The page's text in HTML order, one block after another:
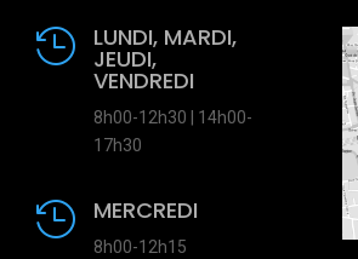
 LUNDI, MARDI,
JEUDI,
VENDREDI
8h00-12h30 | 14h00-
17h30
 MERCREDI
8h00-12h15